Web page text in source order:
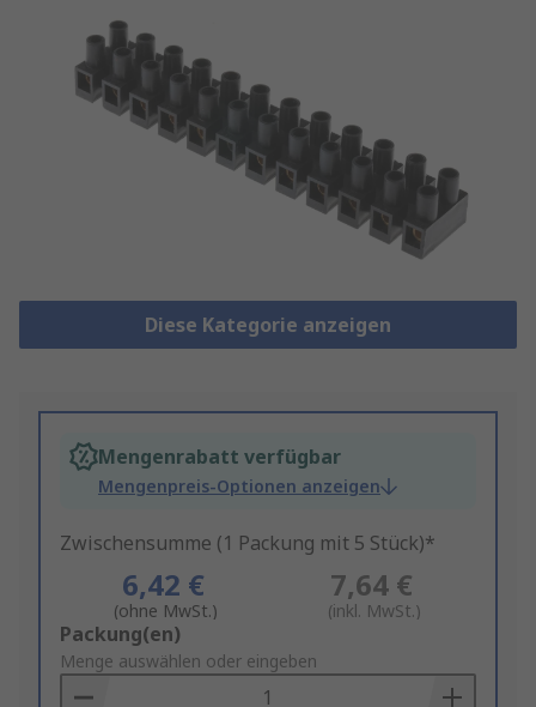
Diese Kategorie anzeigen
Mengenrabatt verfügbar
Mengenpreis-Optionen anzeigen
Zwischensumme (1 Packung mit 5 Stück)*
6,42 €
(ohne MwSt.)
7,64 €
(inkl. MwSt.)
Add
to
Basket
Packung(en)
Menge auswählen oder eingeben